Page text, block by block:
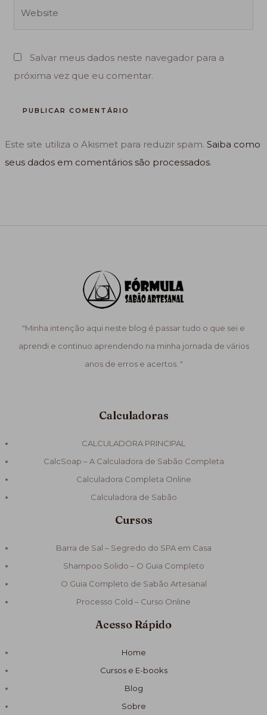
Salvar meus dados neste navegador para a
próxima vez que eu comentar.
Este site utiliza o Akismet para reduzir spam.Saiba como
seus dados em comentários são processados.
"Minha intenção aqui neste blog é passar tudo o que sei e
aprendi e continuo aprendendo na minha jornada de vários
anos de erros e acertos. "
Calculadoras
CALCULADORA PRINCIPAL
CalcSoap – A Calculadora de Sabão Completa
Calculadora Completa Online
Calculadora de Sabão
Cursos
Barra de Sal – Segredo do SPA em Casa
Shampoo Solido – O Guia Completo
O Guia Completo de Sabão Artesanal
Processo Cold – Curso Online
Acesso Rápido
Home
Cursos e E-books
Blog
Sobre